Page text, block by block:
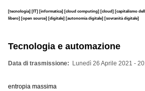
[tecnologia] [IT] [informatica] [cloud computing] [cloud] [capitalismo
libero] [open source] [digitale] [autonomia digitale] [sovranità digitale]
Tecnologia e automazione
Data di trasmissione Lunedì 26 Aprile 2021 -
entropia massima